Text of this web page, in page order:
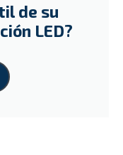
de su
LED?